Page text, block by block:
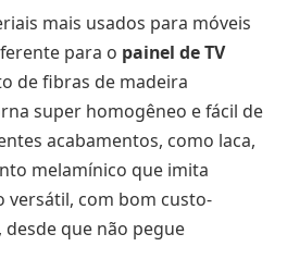
mais usados para móveis
para o painel de TV
de fibras de madeira
super homogêneo e fácil de
acabamentos, como laca,
melamínico que imita
versátil, com bom custo-
que não pegue